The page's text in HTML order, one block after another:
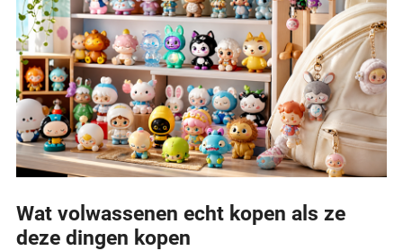
Wat volwassenen echt kopen als ze
deze dingen kopen